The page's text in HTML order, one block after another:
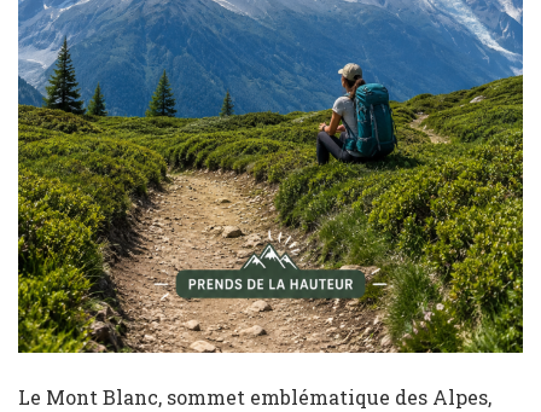
Le Mont Blanc, sommet emblématique des Alpes,